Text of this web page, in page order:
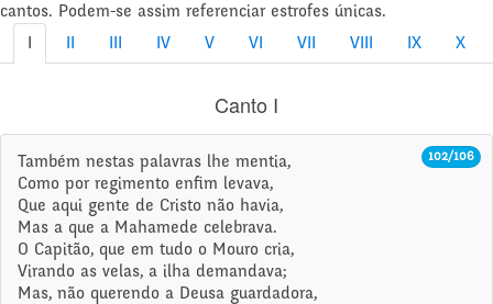
cantos. Podem-se assim referenciar estrofes únicas.
IV V VI VII VIII IX X
Canto I
102/106
Também nestas palavras lhe mentia,
Como por regimento enfim levava,
Que aqui gente de Cristo não havia,
Mas a que a Mahamede celebrava.
O Capitão, que em tudo o Mouro cria,
Virando as velas, a ilha demandava;
Mas, não querendo a Deusa guardadora,